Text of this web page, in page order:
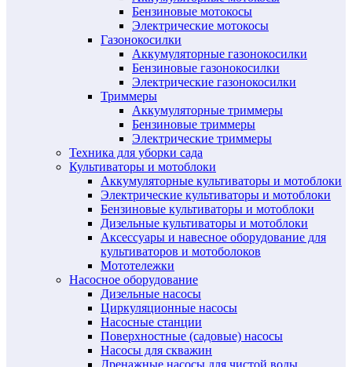
Бензиновые мотокосы
Электрические мотокосы
Газонокосилки
Аккумуляторные газонокосилки
Бензиновые газонокосилки
Электрические газонокосилки
Триммеры
Аккумуляторные триммеры
Бензиновые триммеры
Электрические триммеры
Техника для уборки сада
Культиваторы и мотоблоки
Аккумуляторные культиваторы и мотоблоки
Электрические культиваторы и мотоблоки
Бензиновые культиваторы и мотоблоки
Дизельные культиваторы и мотоблоки
Аксессуары и навесное оборудование для
культиваторов и мотоболоков
Мототележки
Насосное оборудование
Дизельные насосы
Циркуляционные насосы
Насосные станции
Поверхностные (садовые) насосы
Насосы для скважин
Дренажные насосы для чистой воды